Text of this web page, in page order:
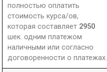
полностью оплатить
стоимость курса/ов,
которая составляет 2950
шек. одним платежом
наличными или согласно
договоренности о платежах.